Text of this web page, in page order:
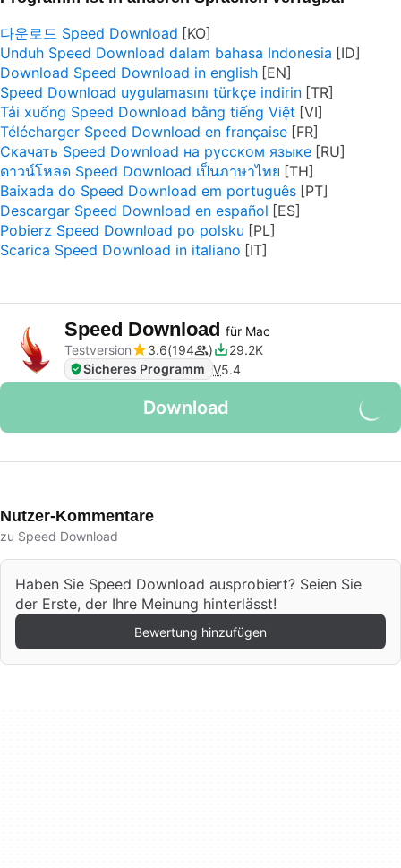
다운로드 Speed Download
Unduh Speed Download dalam bahasa Indonesia
Download Speed Download in english
Speed Download uygulamasını türkçe indirin
Tải xuống Speed Download bằng tiếng Việt
Télécharger Speed Download en française
Скачать Speed Download на русском языке
ดาวน์โหลด Speed Download เป็นภาษาไทย
Baixada do Speed Download em português
Descargar Speed Download en español
Pobierz Speed Download po polsku
Scarica Speed Download in italiano
Speed Download für Mac
Testversion
3.6 194
29.2K
Sicheres Programm V5.4
Download
Nutzer-Kommentare
zu Speed Download
Haben Sie Speed Download ausprobiert? Seien Sie
der Erste, der Ihre Meinung hinterlässt!
Bewertung hinzufügen